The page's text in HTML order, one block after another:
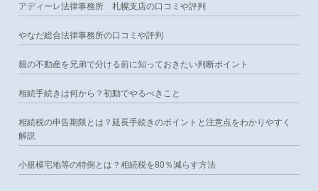
アディーレ法律事務所 札幌支店の口コミや評判
やなだ総合法律事務所の口コミや評判
親の不動産を兄弟で分ける前に知っておきたい判断ポイント
相続手続きは何から？初動でやるべきこと
相続税の申告期限とは？延長手続きのポイントと注意点をわかりやすく
解説
小規模宅地等の特例とは？相続税を80％減らす方法